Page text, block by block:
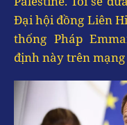
Đại hội đồng Liên
thống Pháp
định này trên mạng